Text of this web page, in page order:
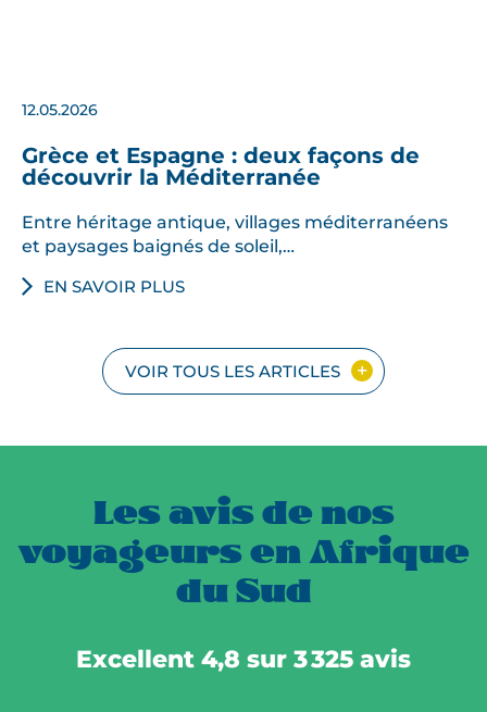
12.05.2026
Grèce et Espagne : deux façons de
découvrir la Méditerranée
Entre héritage antique, villages méditerranéens
et paysages baignés de soleil,…
EN SAVOIR PLUS
VOIR TOUS LES ARTICLES
Les avis de nos
voyageurs en Afrique
du Sud
Excellent 4,8 sur 3 325 avis